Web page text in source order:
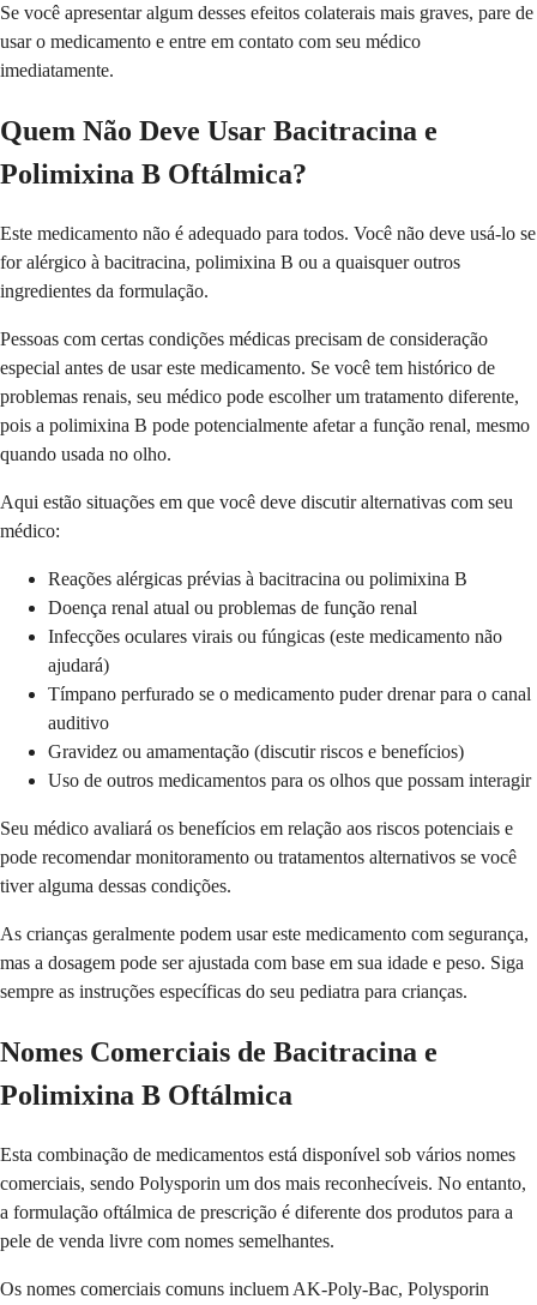
Se você apresentar algum desses efeitos colaterais mais graves, pare de
usar o medicamento e entre em contato com seu médico
imediatamente.
Quem Não Deve Usar Bacitracina e
Polimixina B Oftálmica?
Este medicamento não é adequado para todos. Você não deve usá-lo se
for alérgico à bacitracina, polimixina B ou a quaisquer outros
ingredientes da formulação.
Pessoas com certas condições médicas precisam de consideração
especial antes de usar este medicamento. Se você tem histórico de
problemas renais, seu médico pode escolher um tratamento diferente,
pois a polimixina B pode potencialmente afetar a função renal, mesmo
quando usada no olho.
Aqui estão situações em que você deve discutir alternativas com seu
médico:
Reações alérgicas prévias à bacitracina ou polimixina B
Doença renal atual ou problemas de função renal
Infecções oculares virais ou fúngicas (este medicamento não
ajudará)
Tímpano perfurado se o medicamento puder drenar para o canal
auditivo
Gravidez ou amamentação (discutir riscos e benefícios)
Uso de outros medicamentos para os olhos que possam interagir
Seu médico avaliará os benefícios em relação aos riscos potenciais e
pode recomendar monitoramento ou tratamentos alternativos se você
tiver alguma dessas condições.
As crianças geralmente podem usar este medicamento com segurança,
mas a dosagem pode ser ajustada com base em sua idade e peso. Siga
sempre as instruções específicas do seu pediatra para crianças.
Nomes Comerciais de Bacitracina e
Polimixina B Oftálmica
Esta combinação de medicamentos está disponível sob vários nomes
comerciais, sendo Polysporin um dos mais reconhecíveis. No entanto,
a formulação oftálmica de prescrição é diferente dos produtos para a
pele de venda livre com nomes semelhantes.
Os nomes comerciais comuns incluem AK-Poly-Bac, Polysporin